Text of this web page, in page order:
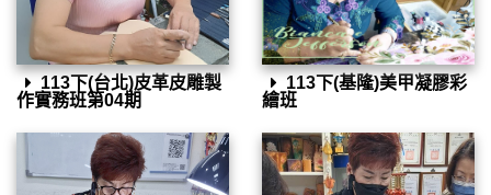
113下(台北)皮革皮雕製
作實務班第04期
113下(基隆)美甲凝膠彩
繪班